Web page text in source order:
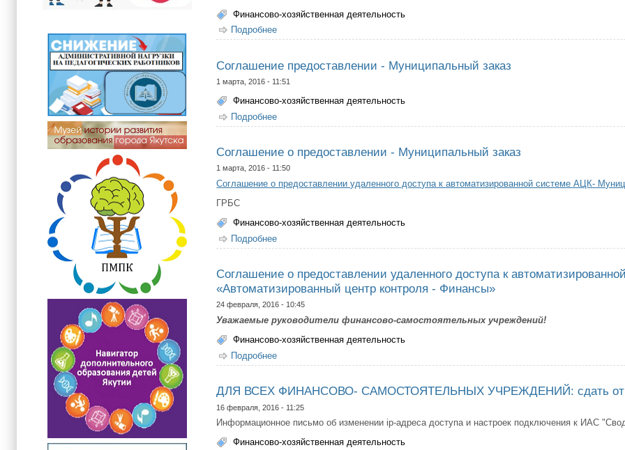
Финансово-хозяйственная деятельность
Подробнее
Соглашение предоставлении - Муниципальный заказ
1 марта, 2016 - 11:51
Финансово-хозяйственная деятельность
Подробнее
Соглашение о предоставлении - Муниципальный заказ
1 марта, 2016 - 11:50
Соглашение о предоставлении удаленного доступа к автоматизированной системе АЦК-
ГРБС
Финансово-хозяйственная деятельность
Подробнее
Соглашение о предоставлении удаленного доступа к
«Автоматизированный центр контроля - Финансы»
24 февраля, 2016 - 10:45
Уважаемые руководители финансово-самостоятельных учреждений!
Финансово-хозяйственная деятельность
Подробнее
ДЛЯ ВСЕХ ФИНАНСОВО- САМОСТОЯТЕЛЬНЫХ УЧРЕЖДЕНИЙ: сдать
16 февраля, 2016 - 11:25
Информационное письмо об изменении ip-адреса доступа и настроек подключения к ИАС
Финансово-хозяйственная деятельность